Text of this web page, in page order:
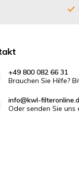
+49 800 082 66 31
Brauchen Sie Hilfe?
info@kwl-
Oder senden Sie uns